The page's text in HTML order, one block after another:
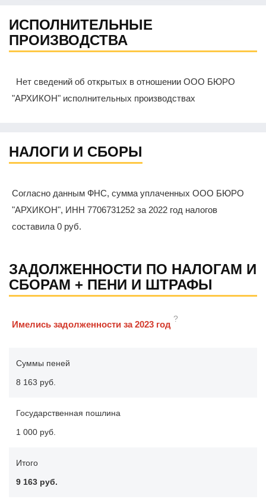
ИСПОЛНИТЕЛЬНЫЕ
ПРОИЗВОДСТВА
Нет сведений об открытых в отношении ООО БЮРО
"АРХИКОН" исполнительных производствах
НАЛОГИ И СБОРЫ
Согласно данным ФНС, сумма уплаченных ООО БЮРО
"АРХИКОН", ИНН 7706731252 за 2022 год налогов
составила 0 руб.
ЗАДОЛЖЕННОСТИ ПО НАЛОГАМ И
СБОРАМ + ПЕНИ И ШТРАФЫ
Имелись задолженности за 2023 год
?
Суммы пеней
8 163 руб.
Государственная пошлина
1 000 руб.
Итого
9 163 руб.